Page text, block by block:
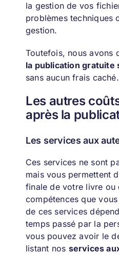
la gestion de vos
problèmes techniques
gestion.
Toutefois, nous avons
la publication
sans aucun frais caché.
Les autres
après la
Les services aux
Ces services ne sont
mais vous permettent
finale de votre livre ou
compétences que
de ces services
temps passé par la
vous pouvez avoir le
listant nos services